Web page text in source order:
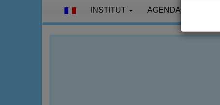
INSTITUT AGENDA